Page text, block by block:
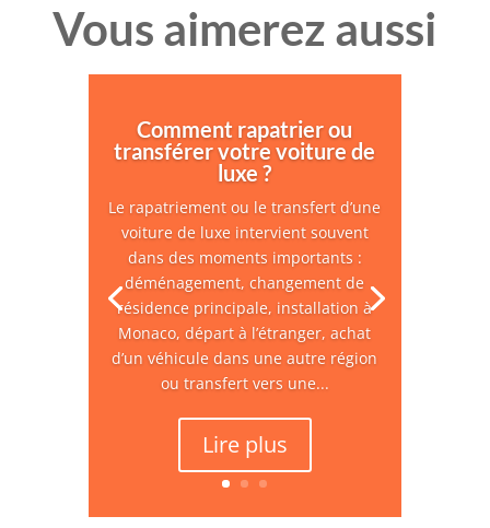
Vous aimerez aussi
Comment rapatrier ou
transférer votre voiture de
luxe ?
Le rapatriement ou le transfert d’une
voiture de luxe intervient souvent
dans des moments importants :
déménagement, changement de
résidence principale, installation à
Monaco, départ à l’étranger, achat
d’un véhicule dans une autre région
ou transfert vers une...
Lire plus